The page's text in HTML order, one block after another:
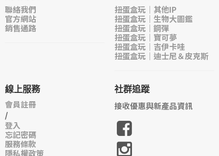
聯絡我們
官方網站
銷售通路
扭蛋盒玩｜其他IP
扭蛋盒玩｜生物大圖鑑
扭蛋盒玩｜鋼彈
扭蛋盒玩｜寶可夢
扭蛋盒玩｜吉伊卡哇
扭蛋盒玩｜迪士尼＆皮克斯
線上服務
會員註冊
/
登入
忘記密碼
服務條款
隱私權政策
社群追蹤
接收優惠與新產品資訊